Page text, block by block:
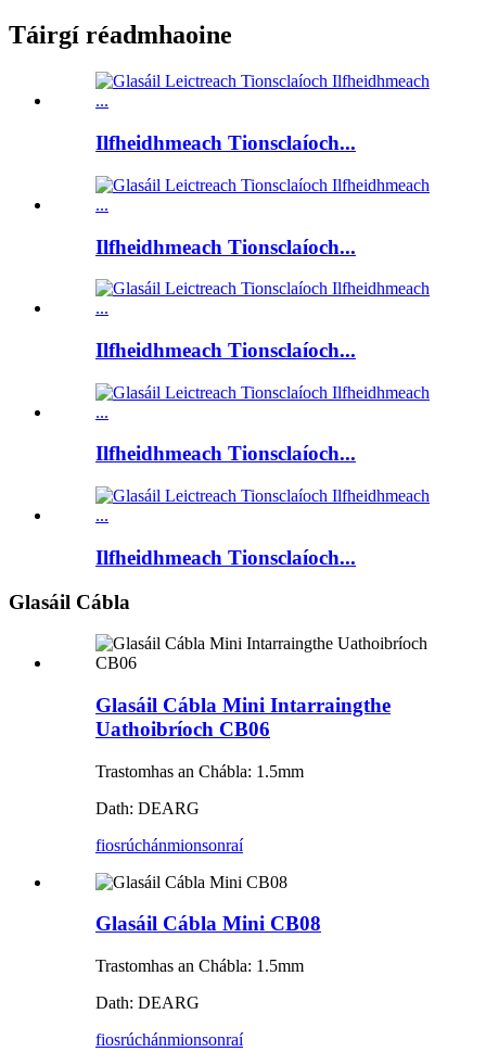
Táirgí réadmhaoine
Ilfheidhmeach Tionsclaíoch...
Ilfheidhmeach Tionsclaíoch...
Ilfheidhmeach Tionsclaíoch...
Ilfheidhmeach Tionsclaíoch...
Ilfheidhmeach Tionsclaíoch...
Glasáil Cábla
Glasáil Cábla Mini Intarraingthe
Uathoibríoch CB06
Trastomhas an Chábla: 1.5mm
Dath: DEARG
fiosrúchánmionsonraí
Glasáil Cábla Mini CB08
Trastomhas an Chábla: 1.5mm
Dath: DEARG
fiosrúchánmionsonraí